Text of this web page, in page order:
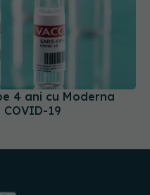
4 ani cu Moderna
19